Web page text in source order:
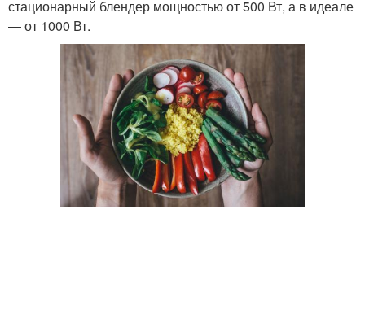
стационарный блендер мощностью от 500 Вт, а в идеале
— от 1000 Вт.